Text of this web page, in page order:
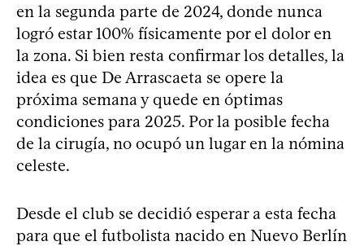
en la segunda parte de 2024, donde nunca
logró estar 100% físicamente por el dolor en
la zona. Si bien resta confirmar los detalles, la
idea es que De Arrascaeta se opere la
próxima semana y quede en óptimas
condiciones para 2025. Por la posible fecha
de la cirugía, no ocupó un lugar en la nómina
celeste.
Desde el club se decidió esperar a esta fecha
para que el futbolista nacido en Nuevo Berlín